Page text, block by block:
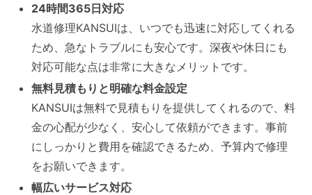
24時間365日対応
水道修理KANSUIは、いつでも迅速に対応してくれる
ため、急なトラブルにも安心です。深夜や休日にも
対応可能な点は非常に大きなメリットです。
無料見積もりと明確な料金設定
KANSUIは無料で見積もりを提供してくれるので、料
金の心配が少なく、安心して依頼ができます。事前
にしっかりと費用を確認できるため、予算内で修理
をお願いできます。
幅広いサービス対応